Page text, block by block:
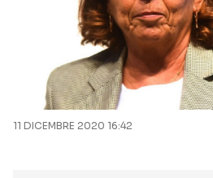
11 DICEMBRE 2020 16:42